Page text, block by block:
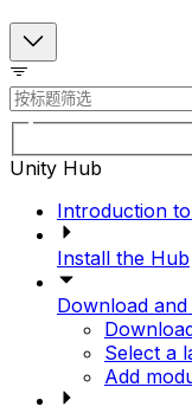
Unity Hub
Introduction
Install the Hub
Download
Select a
Add